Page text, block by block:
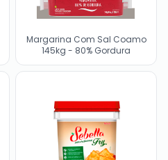
Margarina Com Sal Coamo
145kg - 80% Gordura